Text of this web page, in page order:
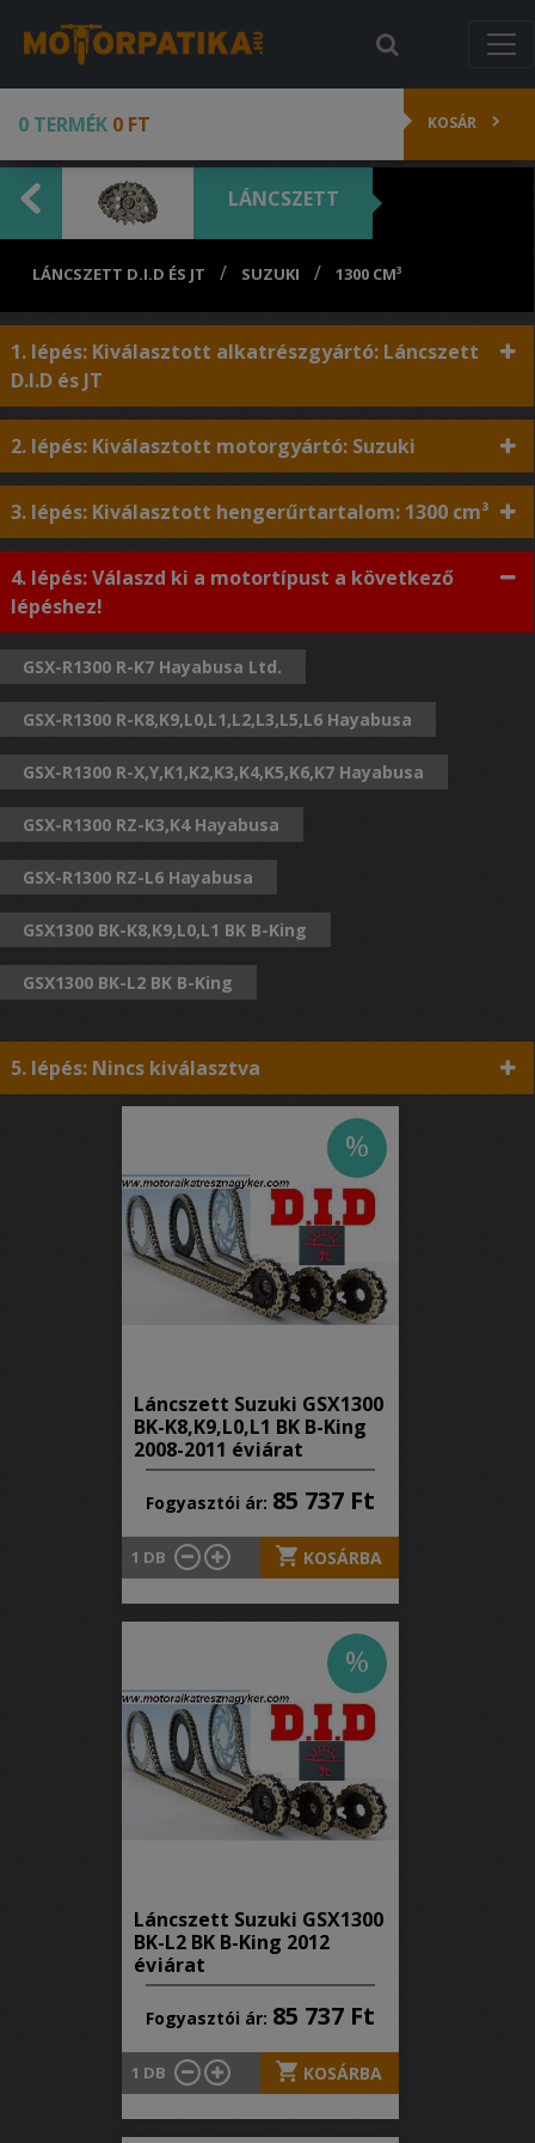
0 TERMÉK 0 FT KOSÁR
LÁNCSZETT
LÁNCSZETT D.I.D ÉS JT / SUZUKI / 1300 CM³
1. lépés: Kiválasztott alkatrészgyártó: Láncszett
D.I.D és JT
2. lépés: Kiválasztott motorgyártó: Suzuki
3. lépés: Kiválasztott hengerűrtartalom: 1300 cm³
4. lépés: Válaszd ki a motortípust a következő
lépéshez!
GSX-R1300 R-K7 Hayabusa Ltd.
GSX-R1300 R-K8,K9,L0,L1,L2,L3,L5,L6 Hayabusa
GSX-R1300 R-X,Y,K1,K2,K3,K4,K5,K6,K7 Hayabusa
GSX-R1300 RZ-K3,K4 Hayabusa
GSX-R1300 RZ-L6 Hayabusa
GSX1300 BK-K8,K9,L0,L1 BK B-King
GSX1300 BK-L2 BK B-King
5. lépés: Nincs kiválasztva
%
Láncszett Suzuki GSX1300
BK-K8,K9,L0,L1 BK B-King
2008-2011 évjárat
Fogyasztói ár: 85 737 Ft
1 DB KOSÁRBA
%
Láncszett Suzuki GSX1300
BK-L2 BK B-King 2012
évjárat
Fogyasztói ár: 85 737 Ft
1 DB KOSÁRBA